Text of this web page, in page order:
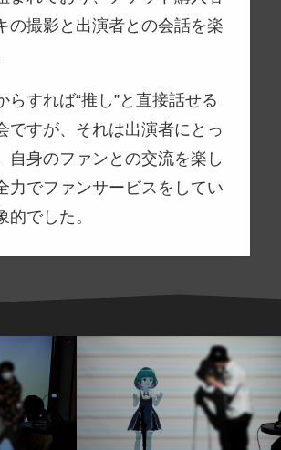
の撮影と出演者との会話を楽
らすれば“推し”と直接話せる
ですが、それは出演者にとっ
自身のファンとの交流を楽し
力でファンサービスをしてい
的でした。